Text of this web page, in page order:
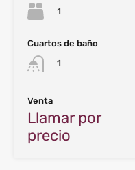
1
Cuartos de baño
1
Venta
Llamar por
precio